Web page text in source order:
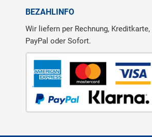
BEZAHLINFO
Wir liefern per Rechnung, Kreditkarte,
PayPal oder Sofort.